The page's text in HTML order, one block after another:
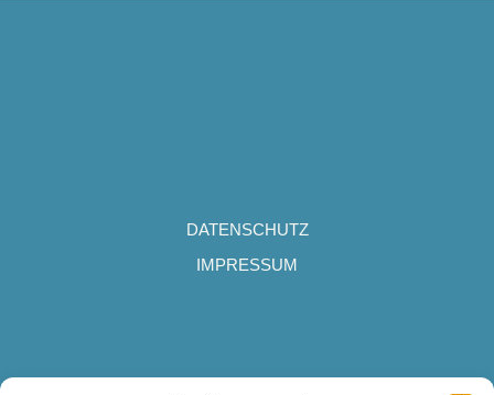
DATENSCHUTZ
IMPRESSUM